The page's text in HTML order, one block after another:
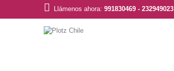
Llámenos ahora: 991830469 - 232949023